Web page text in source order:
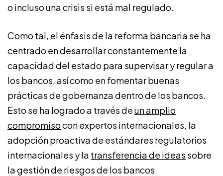
o incluso una crisis si está mal regulado.
Como tal, el énfasis de la reforma bancaria se ha
centrado en desarrollar constantemente la
capacidad del estado para supervisar y regular a
los bancos, así como en fomentar buenas
prácticas de gobernanza dentro de los bancos.
Esto se ha logrado a través deun amplio
compromisocon expertos internacionales, la
adopción proactiva de estándares regulatorios
internacionales y la transferencia de ideas sobre
la gestión de riesgos de los bancos